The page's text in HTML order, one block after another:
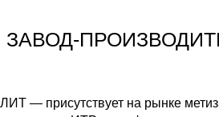
ЗАВОД-
— присутствует на рынке